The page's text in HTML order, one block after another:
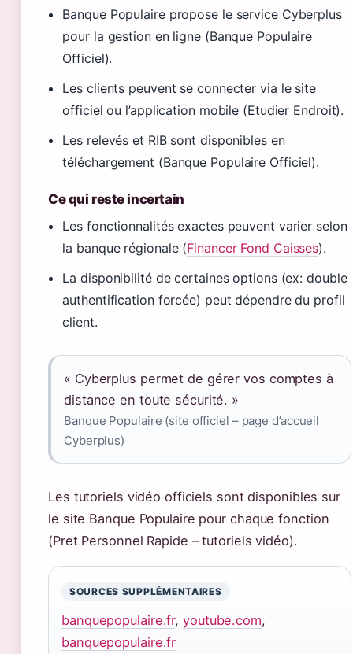
Banque Populaire propose le service Cyberplus
pour la gestion en ligne (Banque Populaire
Officiel).
Les clients peuvent se connecter via le site
officiel ou l’application mobile (Etudier Endroit).
Les relevés et RIB sont disponibles en
téléchargement (Banque Populaire Officiel).
Ce qui reste incertain
Les fonctionnalités exactes peuvent varier selon
la banque régionale (Financer Fond Caisses).
La disponibilité de certaines options (ex: double
authentification forcée) peut dépendre du profil
client.
« Cyberplus permet de gérer vos comptes à
distance en toute sécurité. »
Banque Populaire (site officiel – page d’accueil
Cyberplus)
Les tutoriels vidéo officiels sont disponibles sur
le site Banque Populaire pour chaque fonction
(Pret Personnel Rapide – tutoriels vidéo).
SOURCES SUPPLÉMENTAIRES
banquepopulaire.fr,youtube.com,
banquepopulaire.fr